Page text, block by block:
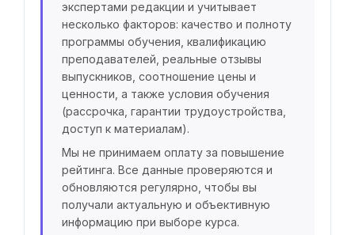
экспертами редакции и учитывает
несколько факторов: качество и полноту
программы обучения, квалификацию
преподавателей, реальные отзывы
выпускников, соотношение цены и
ценности, а также условия обучения
(рассрочка, гарантии трудоустройства,
доступ к материалам).
Мы не принимаем оплату за повышение
рейтинга. Все данные проверяются и
обновляются регулярно, чтобы вы
получали актуальную и объективную
информацию при выборе курса.